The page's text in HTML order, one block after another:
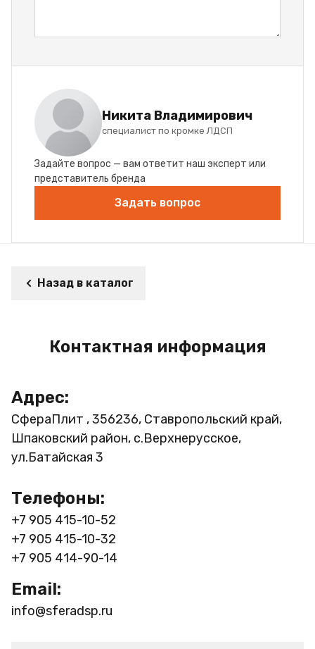
Никита Владимирович
специалист по кромке ЛДСП
Задайте вопрос — вам ответит наш эксперт или
представитель бренда
Задать вопрос
Назад в каталог
Контактная информация
Адрес:
СфераПлит , 356236, Ставропольский край,
Шпаковский район, с.Верхнерусское,
ул.Батайская 3
Телефоны:
+7 905 415-10-52
+7 905 415-10-32
+7 905 414-90-14
Email:
info@sferadsp.ru